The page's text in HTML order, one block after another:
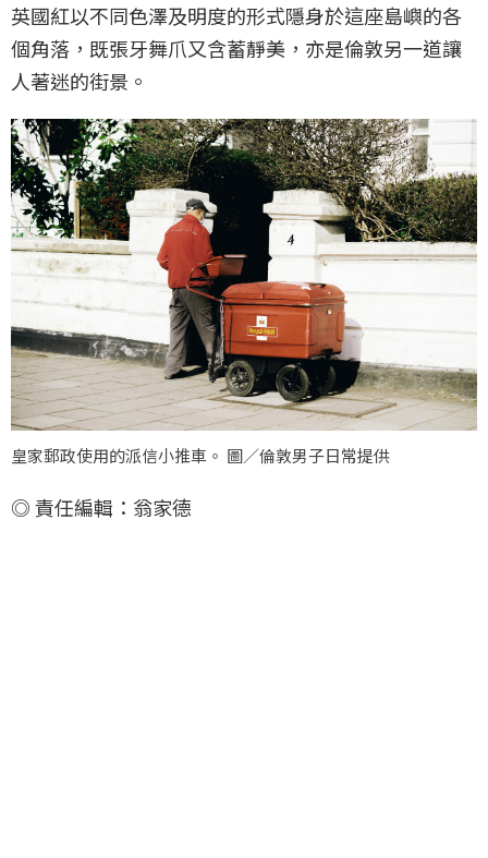
英國紅以不同色澤及明度的形式隱身於這座島嶼的各
個角落，既張牙舞爪又含蓄靜美，亦是倫敦另一道讓
人著迷的街景。
皇家郵政使用的派信小推車。 圖／倫敦男子日常提供
◎ 責任編輯：翁家德